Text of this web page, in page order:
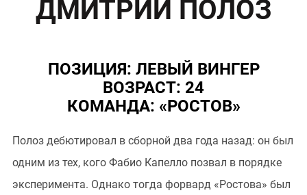
ДМИТРИЙ ПОЛОЗ
ПОЗИЦИЯ: ЛЕВЫЙ ВИНГЕР
ВОЗРАСТ: 24
КОМАНДА: «РОСТОВ»
Полоз дебютировал в сборной два года назад: он был
одним из тех, кого Фабио Капелло позвал в порядке
эксперимента. Однако тогда форвард «Ростова» был